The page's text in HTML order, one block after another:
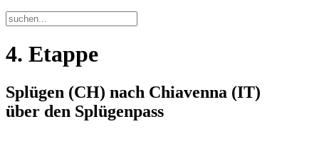
4. Etappe
Splügen (CH) nach Chiavenna (IT)
über den Splügenpass